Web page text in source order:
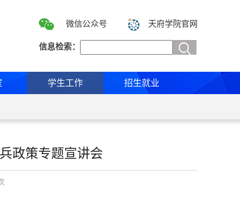
微信公众号 天府学院官网
信息检索：
学生工作 招生就业
政策专题宣讲会